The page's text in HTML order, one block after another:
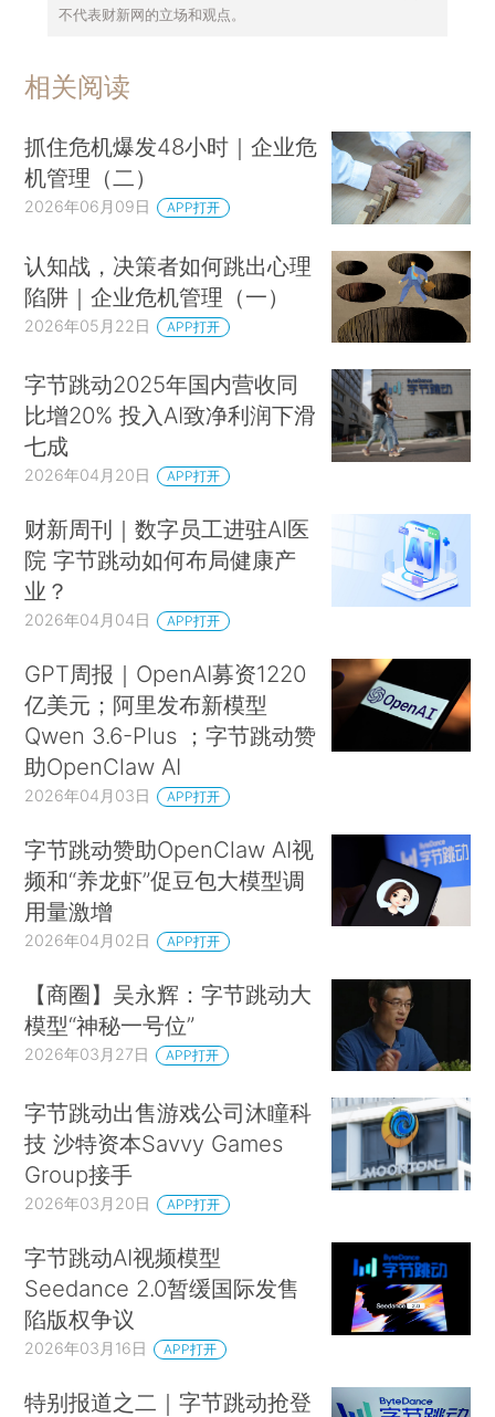
不代表财新网的立场和观点。
相关阅读
抓住危机爆发48小时｜企业危
机管理（二）
2026年06月09日 APP打开
认知战，决策者如何跳出心理
陷阱｜企业危机管理（一）
2026年05月22日 APP打开
字节跳动2025年国内营收同
比增20% 投入AI致净利润下滑
七成
2026年04月20日 APP打开
财新周刊｜数字员工进驻AI医
院 字节跳动如何布局健康产
业？
2026年04月04日 APP打开
GPT周报｜OpenAI募资1220
亿美元；阿里发布新模型
Qwen 3.6-Plus ；字节跳动赞
助OpenClaw AI
2026年04月03日 APP打开
字节跳动赞助OpenClaw AI视
频和“养龙虾”促豆包大模型调
用量激增
2026年04月02日 APP打开
【商圈】吴永辉：字节跳动大
模型“神秘一号位”
2026年03月27日 APP打开
字节跳动出售游戏公司沐瞳科
技 沙特资本Savvy Games
Group接手
2026年03月20日 APP打开
字节跳动AI视频模型
Seedance 2.0暂缓国际发售
陷版权争议
2026年03月16日 APP打开
特别报道之二｜字节跳动抢登